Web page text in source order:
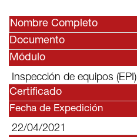
Nombre Completo
Documento
Módulo
Inspección de equipos (EPI)
Certificado
Fecha de Expedición
22/04/2021